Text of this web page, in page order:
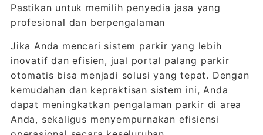
Pastikan untuk memilih penyedia jasa yang
profesional dan berpengalaman
Jika Anda mencari sistem parkir yang lebih
inovatif dan efisien, jual portal palang parkir
otomatis bisa menjadi solusi yang tepat. Dengan
kemudahan dan kepraktisan sistem ini, Anda
dapat meningkatkan pengalaman parkir di area
Anda, sekaligus menyempurnakan efisiensi